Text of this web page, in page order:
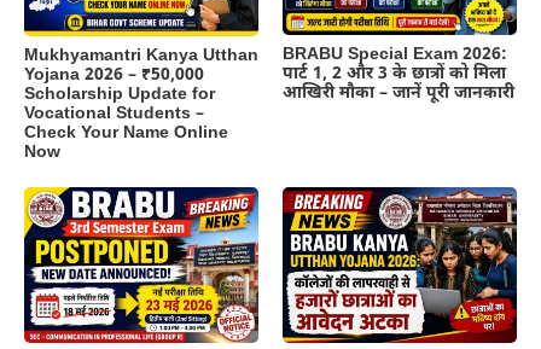
Mukhyamantri Kanya Utthan
Yojana 2026 – ₹50,000
Scholarship Update for
Vocational Students –
Check Your Name Online
Now
BRABU Special Exam 2026:
पार्ट 1, 2 और 3 के छात्रों को मिला
आखिरी मौका – जानें पूरी जानकारी